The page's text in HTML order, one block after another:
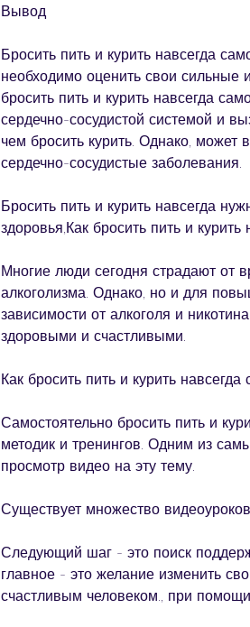
Вывод
Бросить пить и курить навсегда
необходимо оценить свои сильные
бросить пить и курить навсегда
сердечно-сосудистой системой и
чем бросить курить. Однако,
сердечно-сосудистые заболевания.
Бросить пить и курить навсегда
здоровья,Как бросить пить и
Многие люди сегодня страдают от
алкоголизма. Однако, но и для
зависимости от алкоголя и
здоровыми и счастливыми.
Как бросить пить и курить навсегда
Самостоятельно бросить пить и
методик и тренингов. Одним из
просмотр видео на эту тему.
Существует множество
Следующий шаг - это поиск
главное - это желание изменить
счастливым человеком., при